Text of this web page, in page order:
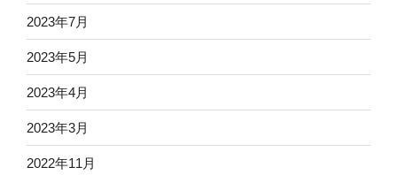
2023年7月
2023年5月
2023年4月
2023年3月
2022年11月